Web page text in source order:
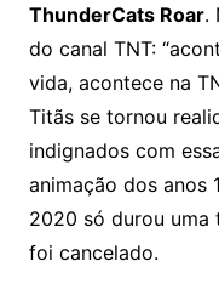
ThunderCats Roar.
do canal TNT:
vida, acontece na
Titãs se tornou
indignados com
animação dos anos
2020 só durou uma
foi cancelado.